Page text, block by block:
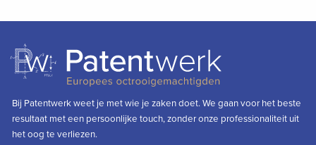
Bij Patentwerk weet je met wie je zaken doet. We gaan voor het beste
resultaat met een persoonlijke touch, zonder onze professionaliteit uit
het oog te verliezen.